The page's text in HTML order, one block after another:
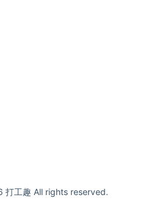
工趣 All rights reserved.